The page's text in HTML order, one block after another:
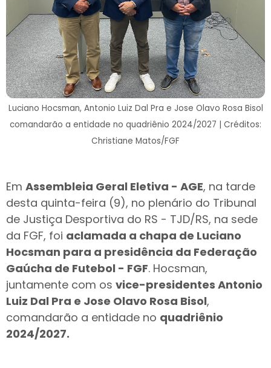
Luciano Hocsman, Antonio Luiz Dal Pra e Jose Olavo Rosa Bisol
comandarão a entidade no quadriênio 2024/2027 | Créditos:
Christiane Matos/FGF
Em Assembleia Geral Eletiva - AGE, na tarde
desta quinta-feira (9), no plenário do Tribunal
de Justiça Desportiva do RS - TJD/RS, na sede
da FGF, foi aclamada a chapa de Luciano
Hocsman para a presidência da Federação
Gaúcha de Futebol - FGF. Hocsman,
juntamente com os vice-presidentes Antonio
Luiz Dal Pra e Jose Olavo Rosa Bisol,
comandarão a entidade no quadriênio
2024/2027.